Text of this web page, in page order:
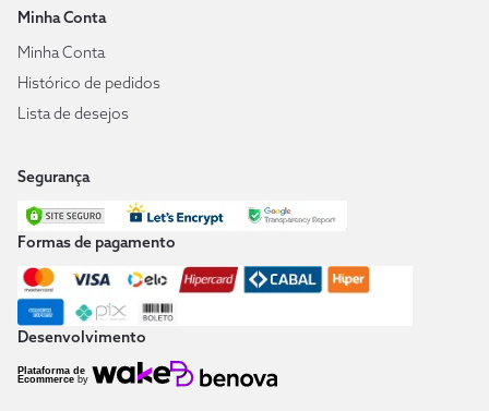
Minha Conta
Minha Conta
Histórico de pedidos
Lista de desejos
Segurança
Formas de pagamento
Desenvolvimento